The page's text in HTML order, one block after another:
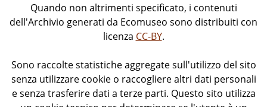
Quando non altrimenti specificato, i contenuti
dell'Archivio generati da Ecomuseo sono distribuiti con
licenza CC-BY.
Sono raccolte statistiche aggregate sull'utilizzo del sito
senza utilizzare cookie o raccogliere altri dati personali
e senza trasferire dati a terze parti. Questo sito utilizza